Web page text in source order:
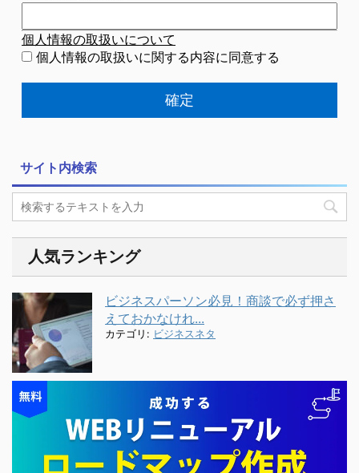
個人情報の取扱いについて
個人情報の取扱いに関する内容に同意する
サイト内検索
人気ランキング
ビジネスパーソン必見！商談で必ず押さ
えておかなけれ...
カテゴリ: ビジネスネタ